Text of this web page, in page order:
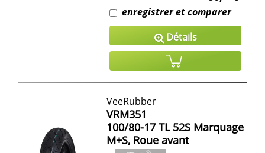
enregistrer et comparer
Détails
VeeRubber
VRM351
100/80-17 TL52S Marquage
M+S, Roue avant